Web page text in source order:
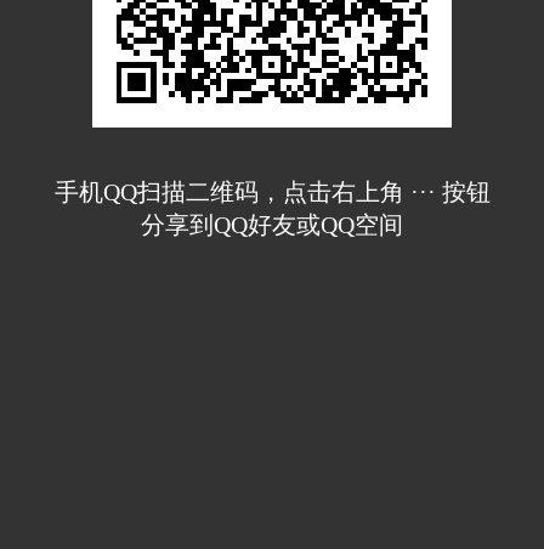
手机QQ扫描二维码，点击右上角 ··· 按钮
分享到QQ好友或QQ空间